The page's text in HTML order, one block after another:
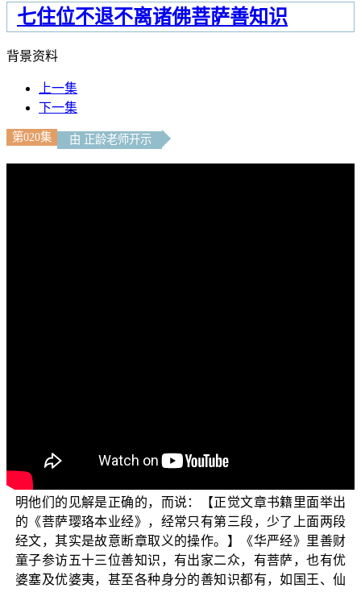
七住位不退不离诸佛菩萨善知识
背景资料
上一集
下一集
第020集 由 正龄老师开示
法”，也是“偷换概念和嫁接概念”的操作，是 平实导师自己
添加上去的；并引用《菩萨璎珞本业经》三小段经文，说
明他们的见解是正确的，而说：【正觉文章书籍里面举出
的《菩萨璎珞本业经》，经常只有第三段，少了上面两段
经文，其实是故意断章取义的操作。】《华严经》里善财
童子参访五十三位善知识，有出家二众，有菩萨，也有优
婆塞及优婆夷，甚至各种身分的善知识都有，如国王、仙